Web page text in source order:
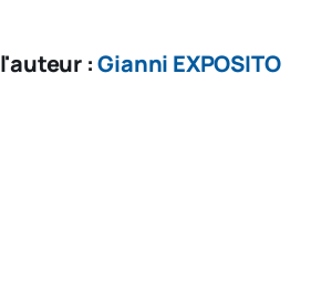
:Gianni EXPOSITO